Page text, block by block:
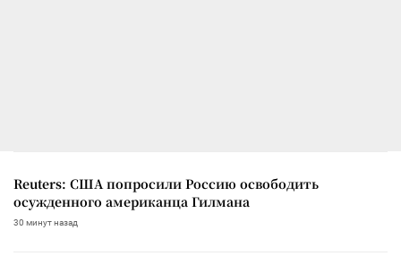
Reuters: США попросили Россию освободить
осужденного американца Гилмана
30 минут назад